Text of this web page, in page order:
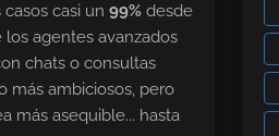
casi un 99% desde
agentes avanzados
chats o consultas
más ambiciosos, pero
más asequible... hasta